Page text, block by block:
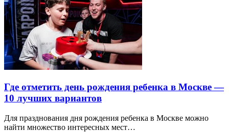
Где отметить день рождения ребенка в Москве —
10 лучших вариантов
Для празднования дня рождения ребенка в Москве можно
найти множество интересных мест…